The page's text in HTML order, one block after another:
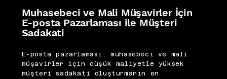
Muhasebeci ve Mali Müşavirler İçin
E-posta Pazarlaması ile Müşteri
Sadakati
E-posta pazarlaması, muhasebeci ve mali
müşavirler için düşük maliyetle yüksek
müşteri sadakati oluşturmanın en